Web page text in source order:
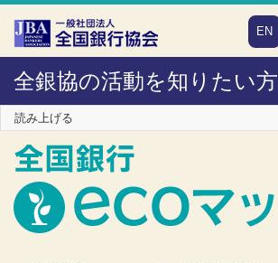
本文へスキップ
障がい者向け相談窓口
EN
全銀協の活動を知りたい方
読み上げる